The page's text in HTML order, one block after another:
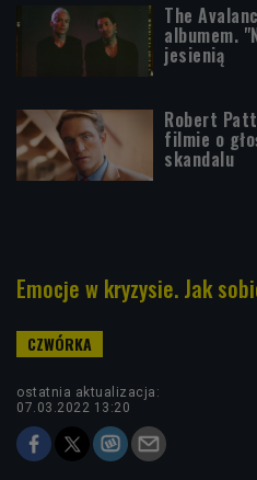
The
albumem.
jesienią
Robert
filmie o
skandalu
Emocje w kryzysie. Jak
ostatnia aktualizacja:
07.03.2022 13:20